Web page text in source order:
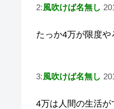
2:風吹けば名無し
たっか4万が限度や
3:風吹けば名無し
4万は人間の生活が